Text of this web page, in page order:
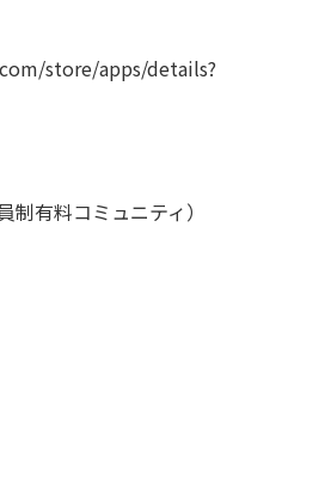
store/apps/details?
制有料コミュニティ）